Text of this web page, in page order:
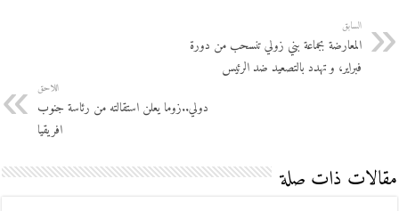
السابق
المعارضة بجماعة بني زولي تنسحب من دورة
فبراير، و تهدد بالتصعيد ضد الرئيس
اللاحق
دولي..زوما يعلن استقالته من رئاسة جنوب
افريقيا
مقالات ذات صلة